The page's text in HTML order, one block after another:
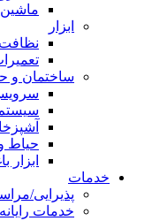
ابزار
ساختمان و
حیاط
ابزار
خدمات
پذیرایی/
خدمات